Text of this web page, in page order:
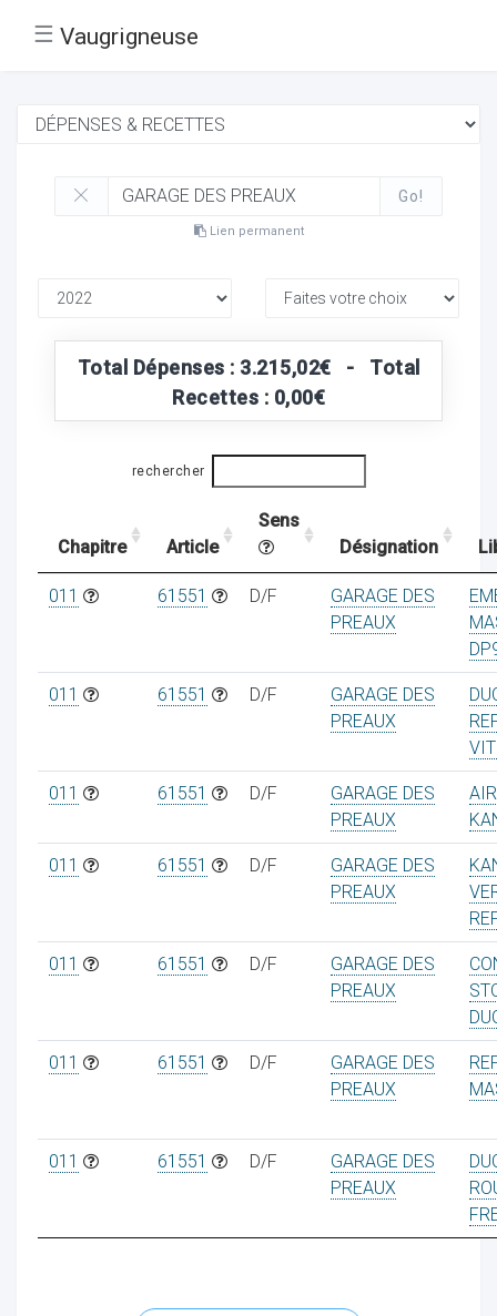
☰ Vaugrigneuse
Go!
Lien permanent
Total Dépenses : 3.215,02€ - Total
Recettes : 0,00€
rechercher
Chapitre Article
Sens
Désignation
011 61551 D/F
GARAGE DES
PREAUX
011 61551 D/F
GARAGE DES
PREAUX
011 61551 D/F
GARAGE DES
PREAUX
011 61551 D/F
GARAGE DES
PREAUX
011 61551 D/F
GARAGE DES
PREAUX
011 61551 D/F
GARAGE DES
PREAUX
011 61551 D/F
GARAGE DES
PREAUX